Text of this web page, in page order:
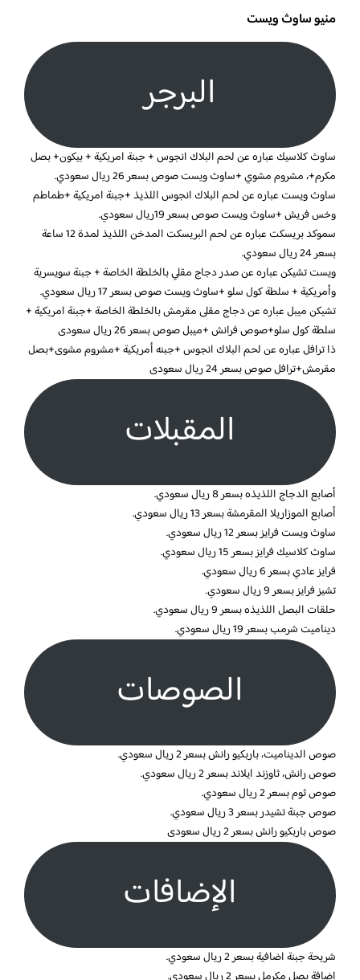
منيو ساوث ويست
البرجر
ساوث كلاسيك عباره عن لحم البلاك انجوس + جبنة امريكية + بيكون+ بصل
مكرم+، مشروم مشوي +ساوث ويست صوص بسعر 26 ريال سعودي.
ساوث ويست عباره عن لحم البلاك انجوس اللذيذ +جبنة امريكية +طماطم
وخس فريش +ساوث ويست صوص بسعر 19ريال سعودي.
سموكد بريسكت عباره عن لحم البريسكت المدخن اللذيذ لمدة 12 ساعة
بسعر 24 ريال سعودي.
ويست تشيكن عباره عن صدر دجاج مقلي بالخلطة الخاصة + جبنة سويسرية
وأمريكية + سلطة كول سلو +ساوث ويست صوص بسعر 17 ريال سعودي.
تشيكن ميبل عباره عن دجاج مقلى مقرمش بالخلطة الخاصة +جبنة امريكية +
سلطة كول سلو+صوص فرانش +ميبل صوص بسعر 26 ريال سعودى
ذا ترافل عباره عن لحم البلاك انجوس +جبنه أمريكية +مشروم مشوى+بصل
مقرمش+ترافل صوص بسعر 24 ريال سعودى
المقبلات
أصابع الدجاج اللذيذه بسعر 8 ريال سعودي.
أصابع الموزاريلا المقرمشة بسعر 13 ريال سعودي.
ساوث ويست فرايز بسعر 12 ريال سعودي.
ساوث كلاسيك فرايز بسعر 15 ريال سعودي.
فرايز عادي بسعر 6 ريال سعودي.
تشيز فرايز بسعر 9 ريال سعودي.
حلقات البصل اللذيذه بسعر 9 ريال سعودي.
ديناميت شرمب بسعر 19 ريال سعودي.
الصوصات
صوص الديناميت، باربكيو رانش بسعر 2 ريال سعودي.
صوص رانش، ثاوزند ايلاند بسعر 2 ريال سعودي.
صوص ثوم بسعر 2 ريال سعودي.
صوص جبنة تشيدر بسعر 3 ريال سعودي.
صوص باربكيو رانش بسعر 2 ريال سعودى
الإضافات
شريحة جبنة اضافية بسعر 2 ريال سعودي.